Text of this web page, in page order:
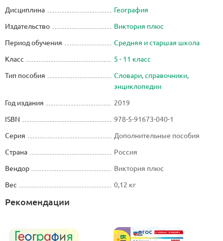
Дисциплина
География
Издательство
Виктория плюс
Период обучения
Средняя и старшая школа
Класс
5 - 11 класс
Тип пособия
Словари, справочники,
энциклопедии
Год издания
2019
ISBN
978-5-91673-040-1
Серия
Дополнительные пособия
Страна
Россия
Вендор
Виктория плюс
Вес
0,12 кг
Рекомендации